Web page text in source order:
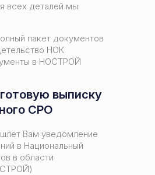
выписку
СРО
Вам уведомление
в Национальный
в области
всех деталей мы:
пакет документов
НОК
в НОСТРОЙ